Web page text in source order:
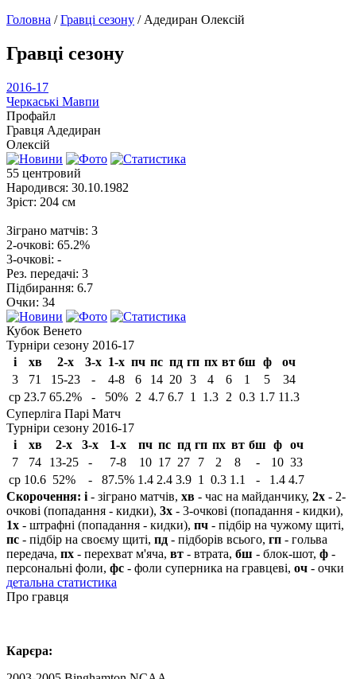
Головна /Гравці сезону / Адедиран Олексій
Гравці сезону
2016-17
Черкаські Мавпи
Профайл
Гравця Адедиран
Олексій
55 центровий
Народився: 30.10.1982
Зріст: 204 см
Зіграно матчів: 3
2-очкові: 65.2%
3-очкові: -
Рез. передачі: 3
Підбирання: 6.7
Очки: 34
Кубок Венето
Турніри сезону 2016-17
і
хв 2-х 3-х 1-х пч пс пд гп пх вт бш ф
оч
3
71 15-23 - 4-8 6 14 20 3 4 6 1 5
34
ср 23.7 65.2% - 50% 2 4.7 6.7 1 1.3 2 0.3 1.7 11.3
Суперліга Парі Матч
Турніри сезону 2016-17
і
хв 2-х 3-х 1-х пч пс пд гп пх вт бш ф
оч
7
74 13-25 - 7-8 10 17 27 7 2 8 - 10 33
ср 10.6 52% - 87.5% 1.4 2.4 3.9 1 0.3 1.1 - 1.4 4.7
Скорочення: і - зіграно матчів, хв - час на майданчику, 2х - 2-
очкові (попадання - кидки), 3х - 3-очкові (попадання - кидки),
1х - штрафні (попадання - кидки), пч - підбір на чужому щиті,
пс - підбір на своєму щиті, пд - підборів всього, гп - гольва
передача, пх - перехват м'яча, вт - втрата, бш - блок-шот, ф -
персональні фоли, фс - фоли суперника на гравцеві, оч - очки
детальна статистика
Про гравця
Карєра: